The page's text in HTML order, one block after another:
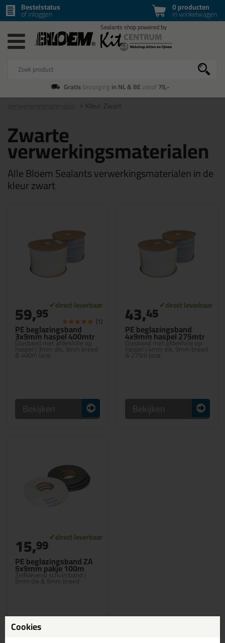
0 producten
in winkelwagen
Bestelstatus
of inloggen
Gratisbezorging in NL & BEvanaf75,-
Verwerkingsmaterialen Kleur: Zwart
Zwarte
verwerkingsmaterialen
Alle Bloem Sealants verwerkingsmaterialen in de
kleur zwart
PE beglazingsband
3x9mm haspel 400mtr
Glasband met afdekfolie op
haspel | 3mm dik, 9mm breed
& 400m lang
59,95 (1)
Bekijken
PE beglazingsband
4x9mm haspel 275mtr
Glasband met afdekfolie op
haspel | 4mm dik, 9mm breed
& 275m lang
43,45
Bekijken
PE beglazingsband ZA
5x9mm pakje 100m
Zelfklevend schuimband |
5mm dik & 9mm breed
15,99
Cookies